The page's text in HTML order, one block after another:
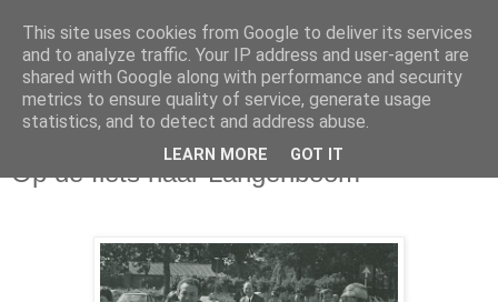
maandag 11 juli 2011
Op de fiets naar Langenboom
This site uses cookies from Google to deliver its services
and to analyze traffic. Your IP address and user-agent are
shared with Google along with performance and security
metrics to ensure quality of service, generate usage
statistics, and to detect and address abuse.
LEARN MORE GOT IT